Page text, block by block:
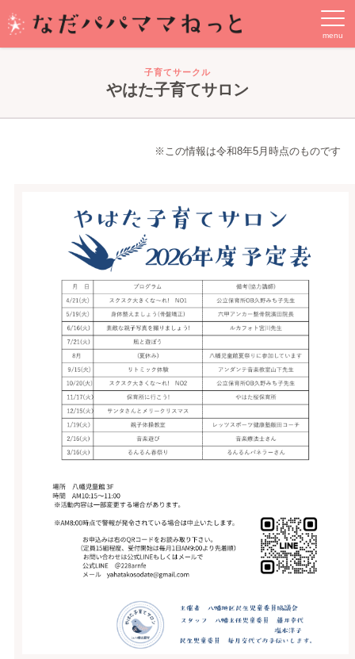
子育てサークル
やはた子育てサロン
※この情報は令和8年5月時点のものです